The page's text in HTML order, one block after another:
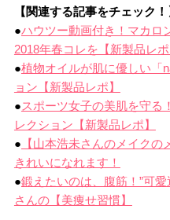
【関連する記事をチェック！
●ハウツー動画付き！マカロ
2018年春コレを【新製品レポ
●植物オイルが肌に優しい「
ョン【新製品レポ】
●スポーツ女子の美肌を守る
レクション【新製品レポ】
● 【山本浩未さんのメイク
きれいになれます！
●鍛えたいのは、腹筋！”可
さんの【美痩せ習慣】